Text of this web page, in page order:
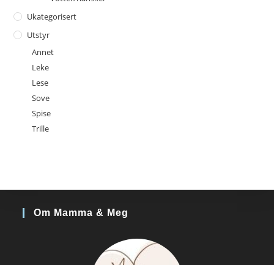
Ukategorisert
Utstyr
Annet
Leke
Lese
Sove
Spise
Trille
Om Mamma & Meg